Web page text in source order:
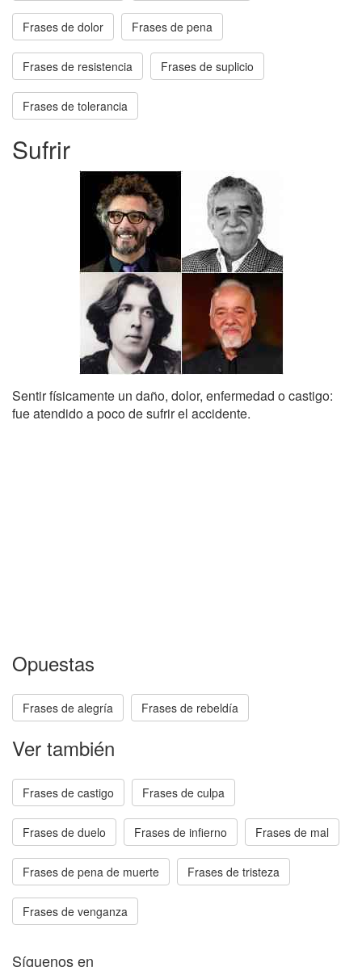
Frases de dolor Frases de pena
Frases de resistencia Frases de suplicio
Frases de tolerancia
Sufrir
Sentir físicamente un daño, dolor, enfermedad o castigo:
fue atendido a poco de sufrir el accidente.
Opuestas
Frases de alegría Frases de rebeldía
Ver también
Frases de castigo Frases de culpa
Frases de duelo Frases de infierno Frases de mal
Frases de pena de muerte Frases de tristeza
Frases de venganza
Síguenos en